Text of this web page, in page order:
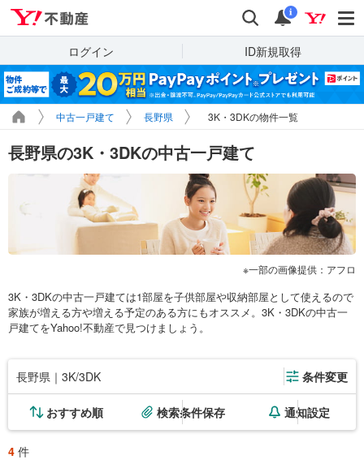
検索 通知
i
ログイン ID新規取得
中古一戸建て 長野県 3K・3DKの物件一覧
長野県の3K・3DKの中古一戸建て
一部の画像提供：アフロ
3K・3DKの中古一戸建ては1部屋を子供部屋や収納部屋として使えるので
家族が増える方や増える予定のある方にもオススメ。3K・3DKの中古一
戸建てをYahoo!不動産で見つけましょう。
長野県｜3K/3DK 条件変更
おすすめ順 検索条件保存 通知設定
4 件